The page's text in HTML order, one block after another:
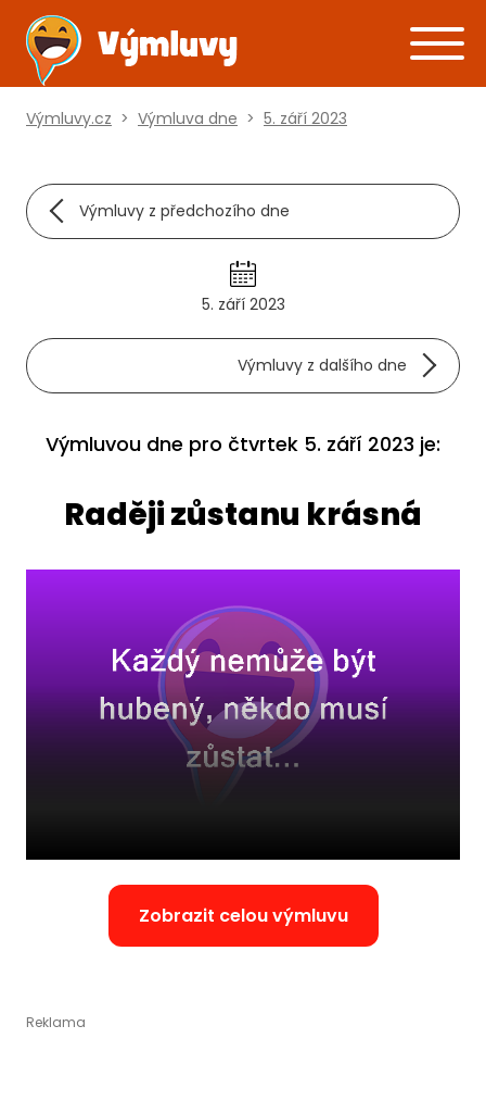
Výmluvy.cz > Výmluva dne > 5. září 2023
Výmluvy z předchozího dne
5. září 2023
Výmluvy z dalšího dne
Výmluvou dne pro čtvrtek 5. září 2023 je:
Raději zůstanu krásná
Zobrazit celou výmluvu